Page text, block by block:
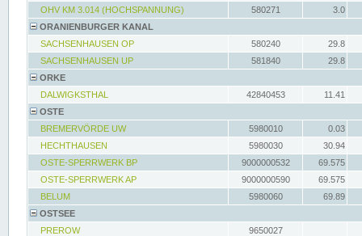
OHV KM 3.014 (HOCHSPANNUNG)
580271
3.0
ORANIENBURGER KANAL
SACHSENHAUSEN OP
580240
29.8
SACHSENHAUSEN UP
581840
29.8
ORKE
DALWIGKSTHAL
42840453
11.41
OSTE
BREMERVÖRDE UW
5980010
0.03
HECHTHAUSEN
5980030
30.94
OSTE-SPERRWERK BP
9000000532
69.575
OSTE-SPERRWERK AP
9000000590
69.575
BELUM
5980060
69.89
OSTSEE
PREROW
9650027